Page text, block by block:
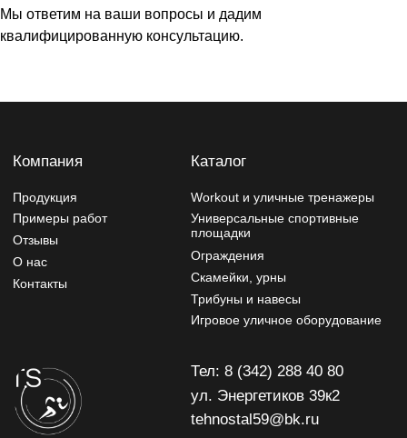
Мы ответим на ваши вопросы и дадим
квалифицированную консультацию.
Тел: 8 (342) 288 40 80
Изделия могут отличаться от изображений на сайте,
Разработчик сайта - Фурсина Ксения
Продвижение сайта - "WebSites"